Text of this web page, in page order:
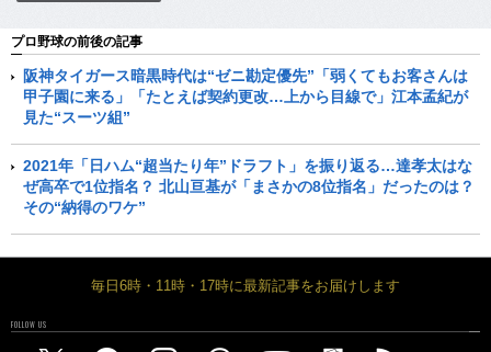
プロ野球の前後の記事
阪神タイガース暗黒時代は“ゼニ勘定優先”「弱くてもお客さんは
甲子園に来る」「たとえば契約更改…上から目線で」江本孟紀が
見た“スーツ組”
2021年「日ハム“超当たり年”ドラフト」を振り返る…達孝太はな
ぜ高卒で1位指名？ 北山亘基が「まさかの8位指名」だったのは？
その“納得のワケ”
毎日6時・11時・17時に最新記事をお届けします
FOLLOW US